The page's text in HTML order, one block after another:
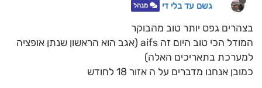
גשם עד בלי די מנהל
בצהרים גפס יותר טוב מהבוקר
המודל הכי טוב היום זה aifs (אגב הוא הראשון שנתן אופציה
למערכת בתאריכים האלה)
כמובן אנחנו מדברים על ה אזור 18 לחודש